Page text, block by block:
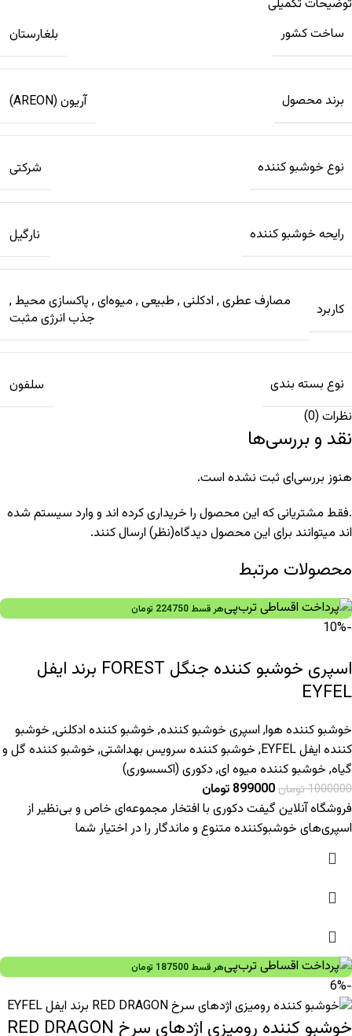
توضیحات تکمیلی
ساخت کشور
بلغارستان
برند محصول آريون (AREON)
نوع خوشبو کننده شرکتی
رایحه خوشبو کننده نارگیل
کاربرد مصارف عطری, ادکلنی, طبیعی, میوه‌ای, پاکسازی محیط ,
جذب انرژی مثبت
نوع بسته بندی
سلفون
نظرات (0)
نقد و بررسی‌ها
هنوز بررسی‌ای ثبت نشده است.
.فقط مشتریانی که این محصول را خریداری کرده اند و وارد سیستم شده
اند میتوانند برای این محصول دیدگاه(نظر) ارسال کنند.
محصولات مرتبط
هر قسط 224750 تومان
-10%
اسپری خوشبو کننده جنگل FOREST برند ایفل
EYFEL
خوشبو کننده هوا, اسپری خوشبو کننده, خوشبو کننده ادکلنی, خوشبو
کننده ایفل EYFEL
, خوشبو کننده سرویس بهداشتی, خوشبو کننده گل و
گیاه, خوشبو کننده میوه ای, دکوری (اکسسوری)
1000000تومان899000 تومان
فروشگاه آنلاین گیفت دکوری با افتخار مجموعه‌ای خاص و بی‌نظیر از
اسپری‌های خوشبوکننده متنوع و ماندگار را در اختیار شما
هر قسط 187500 تومان
-6%
خوشبو کننده رومیزی اژدهای سرخ RED DRAGON